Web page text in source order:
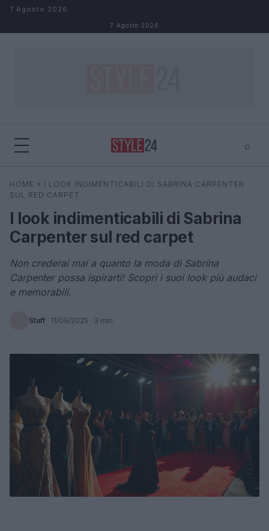
Salta al contenuto
7 Agosto 2026
7 Agosto 2026
⌕
Cerca ⌕
HOME » I LOOK INDIMENTICABILI DI SABRINA CARPENTER
SUL RED CARPET
I look indimenticabili di Sabrina
Carpenter sul red carpet
Non crederai mai a quanto la moda di Sabrina
Carpenter possa ispirarti! Scopri i suoi look più audaci
e memorabili.
Staff · 11/09/2025 · 3 min